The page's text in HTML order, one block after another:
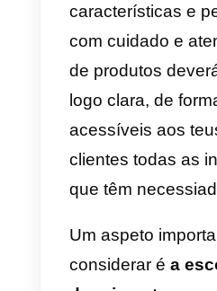
fim de dar a
marca,
com os
próprios
Finalmente,
mais
pode